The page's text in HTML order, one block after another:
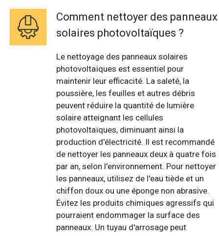
Comment nettoyer des panneaux
solaires photovoltaïques ?
Le nettoyage des panneaux solaires
photovoltaïques est essentiel pour
maintenir leur efficacité. La saleté, la
poussière, les feuilles et autres débris
peuvent réduire la quantité de lumière
solaire atteignant les cellules
photovoltaïques, diminuant ainsi la
production d'électricité. Il est recommandé
de nettoyer les panneaux deux à quatre fois
par an, selon l'environnement. Pour nettoyer
les panneaux, utilisez de l'eau tiède et un
chiffon doux ou une éponge non abrasive.
Évitez les produits chimiques agressifs qui
pourraient endommager la surface des
panneaux. Un tuyau d'arrosage peut